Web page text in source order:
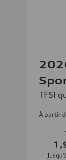
TFSI
À partir